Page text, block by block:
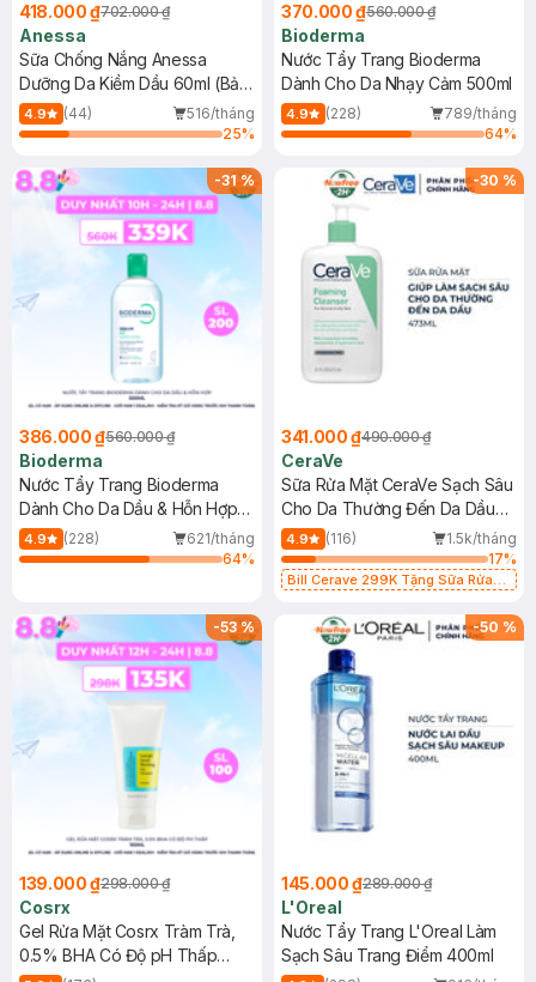
418.000 ₫702.000 ₫
Anessa
Sữa Chống Nắng Anessa
Dưỡng Da Kiềm Dầu 60ml (Bản
Mới)
4.9 (44)
516/tháng
25%
370.000 ₫560.000 ₫
Bioderma
Nước Tẩy Trang Bioderma
Dành Cho Da Nhạy Cảm 500ml
4.9 (228)
789/tháng
64%
-31%
386.000 ₫560.000 ₫
Bioderma
Nước Tẩy Trang Bioderma
Dành Cho Da Dầu & Hỗn Hợp
500ml
4.9 (228)
621/tháng
64%
-30 %
341.000 ₫490.000 ₫
CeraVe
Sữa Rửa Mặt CeraVe Sạch Sâu
Cho Da Thường Đến Da Dầu
473ml
4.9 (116)
1.5k/tháng
17%
Bill Cerave 299K Tặng Sữa Rửa
-53%
139.000 ₫298.000 ₫
Cosrx
Gel Rửa Mặt Cosrx Tràm Trà,
0.5% BHA Có Độ pH Thấp
-50 %
145.000 ₫289.000 ₫
L'Oreal
Nước Tẩy Trang L'Oreal Làm
Sạch Sâu Trang Điểm 400ml